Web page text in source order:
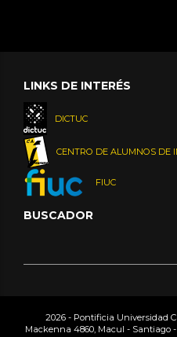
LINKS DE INTERÉS
DICTUC
CENTRO DE ALUMNOS DE
FIUC
BUSCADOR
2026 - Pontificia Universidad
Mackenna 4860, Macul - Santiago